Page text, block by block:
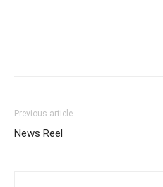
Previous article
News Reel